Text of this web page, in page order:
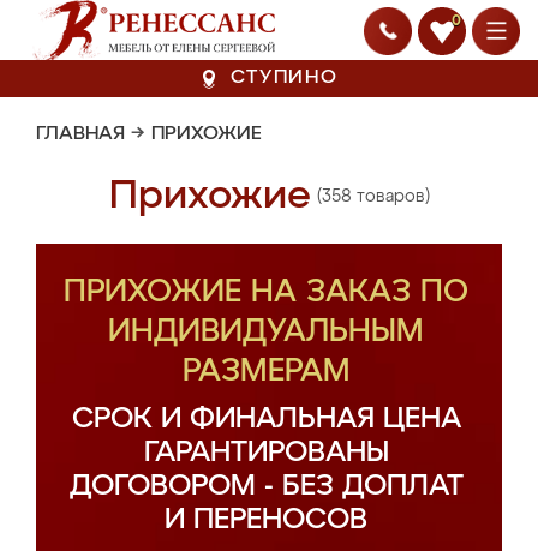
0
СТУПИНО
ГЛАВНАЯ → ПРИХОЖИЕ
Прихожие (358 товаров)
ПРИХОЖИЕ НА ЗАКАЗ ПО
ИНДИВИДУАЛЬНЫМ
РАЗМЕРАМ
СРОК И ФИНАЛЬНАЯ ЦЕНА
ГАРАНТИРОВАНЫ
ДОГОВОРОМ - БЕЗ ДОПЛАТ
И ПЕРЕНОСОВ